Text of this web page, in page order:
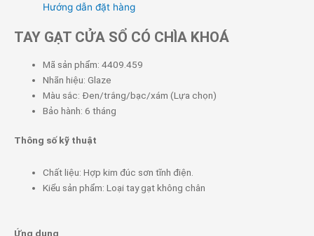
Hướng dẫn đặt hàng
TAY GẠT CỬA SỔ CÓ CHÌA KHOÁ
Mã sản phẩm: 4409.459
Nhãn hiệu: Glaze
Màu sắc: Đen/trắng/bạc/xám (Lựa chọn)
Bảo hành: 6 tháng
Thông số kỹ thuật
Chất liệu: Hợp kim đúc sơn tĩnh điện.
Kiểu sản phẩm: Loại tay gạt không chân
Ứng dụng